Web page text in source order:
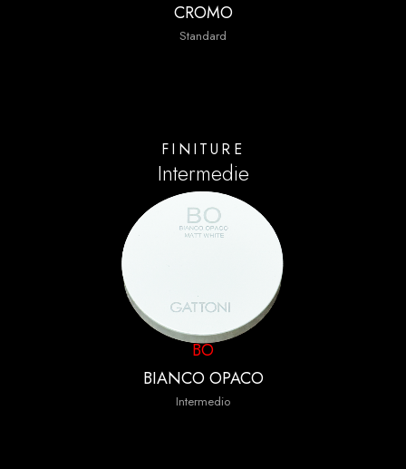
CROMO
Standard
FINITURE
Intermedie
BO
BIANCO OPACO
Intermedio